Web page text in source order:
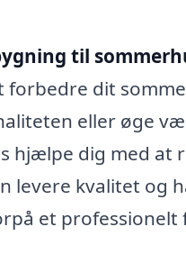
til
dit
eller øge
hjælpe dig med at
levere kvalitet og
et professionelt